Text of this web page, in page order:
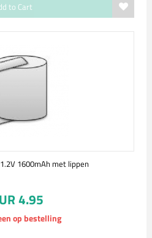
to Cart
1600mAh met lippen
4.95
op bestelling